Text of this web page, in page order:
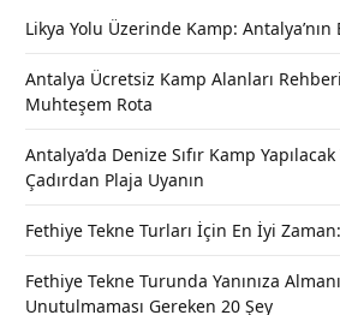
Likya Yolu Üzerinde Kamp:
Antalya Ücretsiz Kamp Alanları
Muhteşem Rota
Antalya’da Denize Sıfır Kamp
Çadırdan Plaja Uyanın
Fethiye Tekne Turları İçin En İyi
Fethiye Tekne Turunda Yanınıza
Unutulmaması Gereken 20 Şey